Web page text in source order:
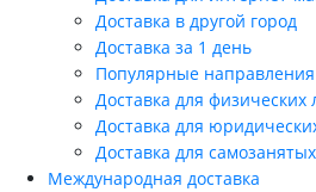
Доставка в другой город
Доставка за 1 день
Популярные направления
Доставка для физических
Доставка для
Доставка для самозанятых
Международная доставка